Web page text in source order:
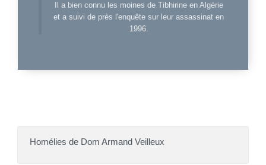
Il a bien connu les moines de Tibhirine en Algérie
et a suivi de près l'enquête sur leur assassinat en
1996.
Homélies de Dom Armand Veilleux